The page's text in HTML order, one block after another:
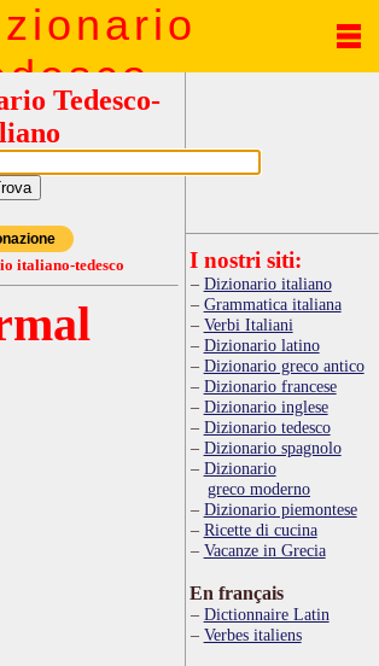
Tedesco-
italiano-tedesco I nostri siti:
Dizionario italiano
Grammatica italiana
Verbi Italiani
Dizionario latino
Dizionario greco antico
Dizionario francese
Dizionario inglese
Dizionario tedesco
Dizionario spagnolo
Dizionario
greco moderno
Dizionario piemontese
Ricette di cucina
Vacanze in Grecia
En français
Dictionnaire Latin
Verbes italiens